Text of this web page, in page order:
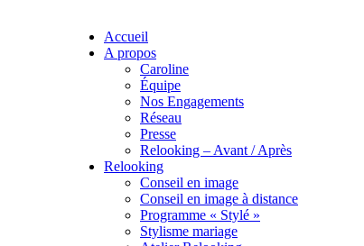
Accueil
A propos
Caroline
Équipe
Nos Engagements
Réseau
Presse
Relooking – Avant / Après
Relooking
Conseil en image
Conseil en image à distance
Programme « Stylé »
Stylisme mariage